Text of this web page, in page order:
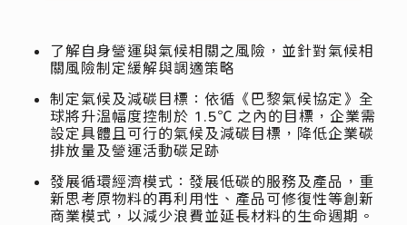
了解自身營運與氣候相關之風險，並針對氣候相
關風險制定緩解與調適策略
制定氣候及減碳目標：依循《巴黎氣候協定》全
球將升溫幅度控制於 1.5℃ 之內的目標，企業需
設定具體且可行的氣候及減碳目標，降低企業碳
排放量及營運活動碳足跡
發展循環經濟模式：發展低碳的服務及產品，重
新思考原物料的再利用性、產品可修復性等創新
商業模式，以減少浪費並延長材料的生命週期。